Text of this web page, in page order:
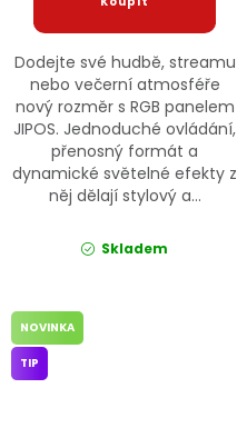
Dodejte své hudbě, streamu
nebo večerní atmosféře
nový rozměr s RGB panelem
JIPOS. Jednoduché ovládání,
přenosný formát a
dynamické světelné efekty z
něj dělají stylový a...
Skladem
NOVINKA
TIP